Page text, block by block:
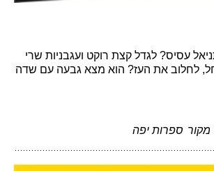
עסיס? לגדל קצת רוקט ועגבניות שרי
לחלוב את העז? הוא מצא גבעה עם שדה
מקור ספרות יפה